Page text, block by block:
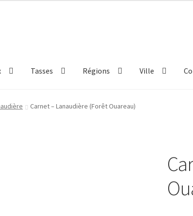
Tasses Régions Ville
Carnet – Lanaudière (Forêt Ouareau)